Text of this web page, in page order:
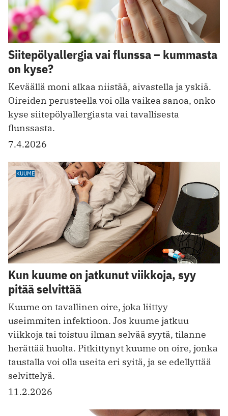
Siitepölyallergia vai flunssa – kummasta
on kyse?
Keväällä moni alkaa niistää, aivastella ja yskiä.
Oireiden perusteella voi olla vaikea sanoa, onko
kyse siitepölyallergiasta vai tavallisesta
flunssasta.
7.4.2026
KUUME
Kun kuume on jatkunut viikkoja, syy
pitää selvittää
Kuume on tavallinen oire, joka liittyy
useimmiten infektioon. Jos kuume jatkuu
viikkoja tai toistuu ilman selvää syytä, tilanne
herättää huolta. Pitkittynyt kuume on oire, jonka
taustalla voi olla useita eri syitä, ja se edellyttää
selvittelyä.
11.2.2026